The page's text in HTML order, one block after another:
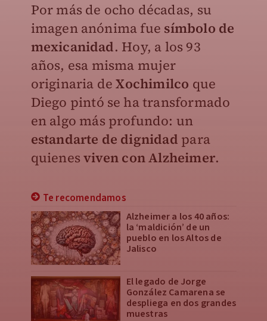
Por más de ocho décadas, su
imagen anónima fue símbolo de
mexicanidad. Hoy, a los 93
años, esa misma mujer
originaria deXochimilco que
Diego pintó se ha transformado
en algo más profundo: un
estandarte de dignidad para
quienesviven conAlzheimer.
Te recomendamos
Alzheimer a los 40 años:
la ‘maldición’ de un
pueblo en los Altos de
Jalisco
El legado de Jorge
González Camarena se
despliega en dos grandes
muestras